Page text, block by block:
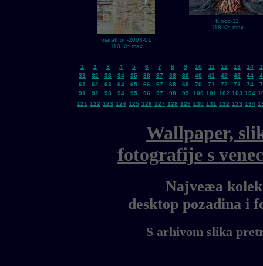
marathon-2003-01
110 Kb max
fuoco-11
118 Kb max
1 2 3 4 5 6 7 8 9 10 11 12 13 14
31
32 33 34 35 36 37 38 39 40 41 42 43 44
61
62 63 64 65 66 67 68 69 70 71 72 73 74
91
92 93 94 95 96 97 98 99 100 101 102 103 104
121 122 123 124 125 126 127 128 129 130 131 132 133 134
Wallpaper,
fotografije s
Najveæa
desktop pozadina i
S arhivom slika